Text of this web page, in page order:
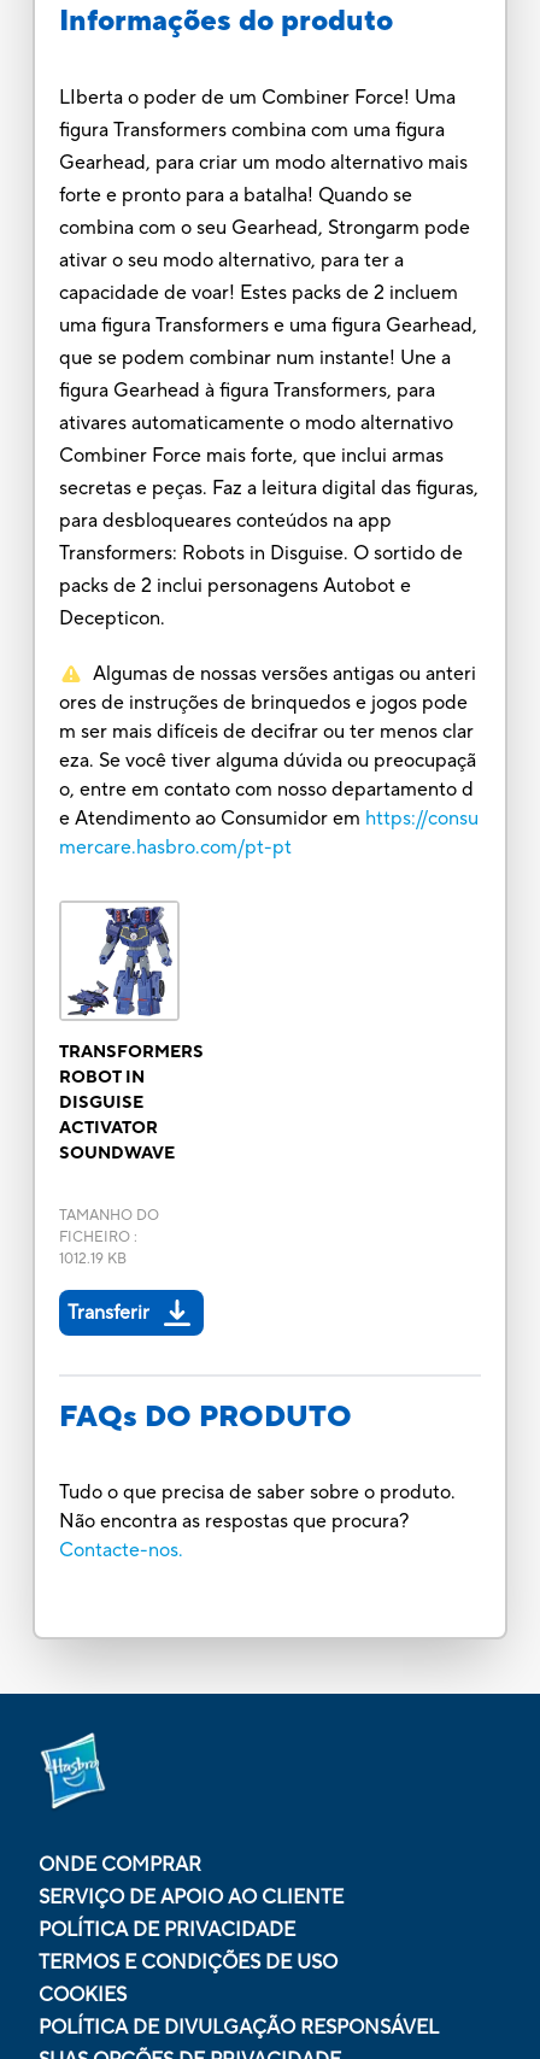
Informações do produto
LIberta o poder de um Combiner Force! Uma
figura Transformers combina com uma figura
Gearhead, para criar um modo alternativo mais
forte e pronto para a batalha! Quando se
combina com o seu Gearhead, Strongarm pode
ativar o seu modo alternativo, para ter a
capacidade de voar! Estes packs de 2 incluem
uma figura Transformers e uma figura Gearhead,
que se podem combinar num instante! Une a
figura Gearhead à figura Transformers, para
ativares automaticamente o modo alternativo
Combiner Force mais forte, que inclui armas
secretas e peças. Faz a leitura digital das figuras,
para desbloqueares conteúdos na app
Transformers: Robots in Disguise. O sortido de
packs de 2 inclui personagens Autobot e
Decepticon.
Algumas de nossas versões antigas ou anteri
ores de instruções de brinquedos e jogos pode
m ser mais difíceis de decifrar ou ter menos clar
eza. Se você tiver alguma dúvida ou preocupaçã
o, entre em contato com nosso departamento d
e Atendimento ao Consumidor em https://consu
mercare.hasbro.com/pt-pt
TRANSFORMERS
ROBOT IN
DISGUISE
ACTIVATOR
SOUNDWAVE
TAMANHO DO
FICHEIRO:
1012.19 KB
Transferir
FAQs DO PRODUTO
Tudo o que precisa de saber sobre o produto.
Não encontra as respostas que procura?
Contacte-nos.
ONDE COMPRAR
SERVIÇO DE APOIO AO CLIENTE
POLÍTICA DE PRIVACIDADE
TERMOS E CONDIÇÕES DE USO
COOKIES
POLÍTICA DE DIVULGAÇÃO RESPONSÁVEL